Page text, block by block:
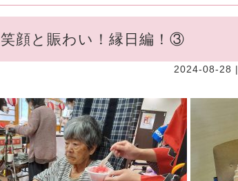
笑顔と賑わい！縁日編！③
2024-08-28 |